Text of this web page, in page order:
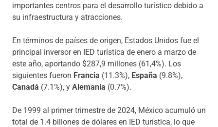
importantes centros para el desarrollo turístico debido a
su infraestructura y atracciones.
En términos de países de origen, Estados Unidos fue el
principal inversor en IED turística de enero a marzo de
este año, aportando $287,9 millones (61,4%). Los
siguientes fueron Francia (11.3%), España (9.8%),
Canadá (7.1%), y Alemania (0.7%).
De 1999 al primer trimestre de 2024, México acumuló un
total de 1.4 billones de dólares en IED turística, lo que